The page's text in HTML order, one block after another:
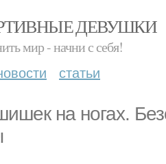
ДЕВУШКИ
мир - начни с себя!
статьи
на ногах.